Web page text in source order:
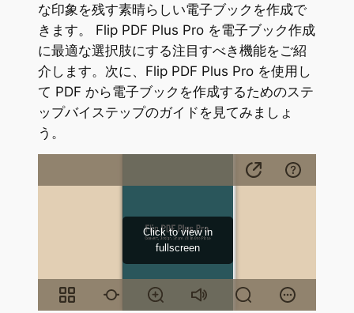
な印象を残す素晴らしい電子ブックを作成で
きます。 Flip PDF Plus Pro を電子ブック作成
に最適な選択肢にする注目すべき機能をご紹
介します。次に、Flip PDF Plus Pro を使用し
て PDF から電子ブックを作成するためのステ
ップバイステップのガイドを見てみましょ
う。